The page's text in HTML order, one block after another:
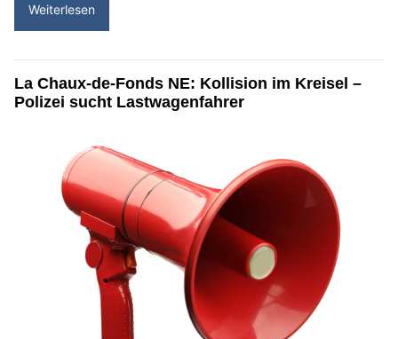
Weiterlesen
La Chaux-de-Fonds NE: Kollision im Kreisel –
Polizei sucht Lastwagenfahrer